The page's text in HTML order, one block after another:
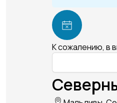
К сожалению, в